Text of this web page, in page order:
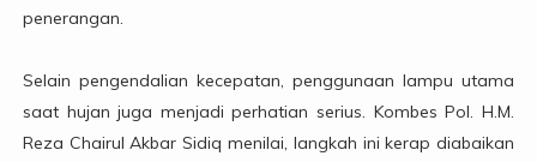
penerangan.
Selain pengendalian kecepatan, penggunaan lampu utama
saat hujan juga menjadi perhatian serius. Kombes Pol. H.M.
Reza Chairul Akbar Sidiq menilai, langkah ini kerap diabaikan